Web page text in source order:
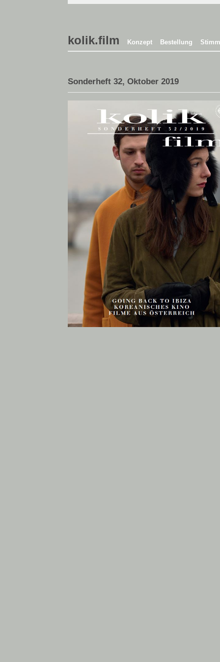
kolik.film Konzept Bestellung
Sonderheft 32, Oktober 2019